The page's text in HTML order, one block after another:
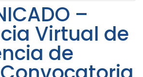
–
Virtual de
de